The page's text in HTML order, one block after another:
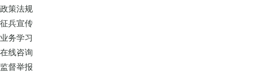
政策法规
征兵宣传
业务学习
在线咨询
监督举报